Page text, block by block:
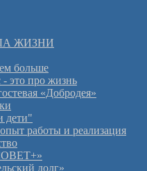
ЖИЗНИ
больше
- это про жизнь
«Добродея»
дети"
работы и реализация
долг»